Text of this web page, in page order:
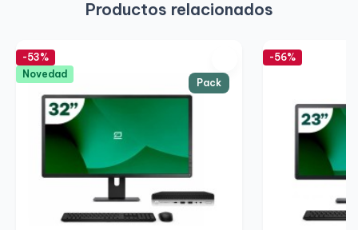
Productos relacionados
Pack
-53%
Novedad
-56%